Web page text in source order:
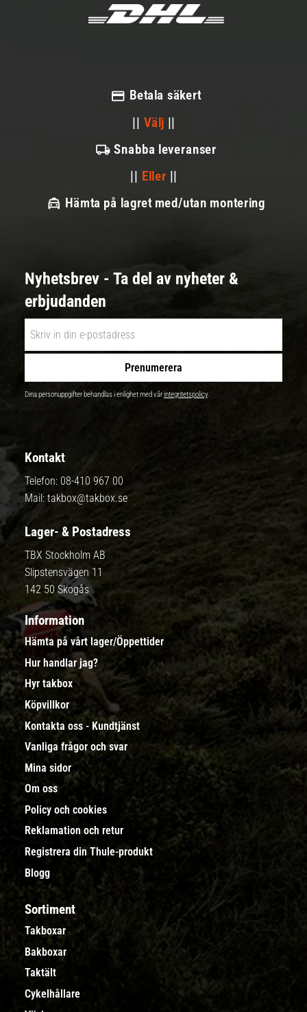
Betala säkert
|| Välj ||
Snabba leveranser
|| Eller ||
Hämta på lagret med/utan montering
Nyhetsbrev - Ta del av nyheter &
erbjudanden
Prenumerera
Dina personuppgifter behandlas i enlighet med vårintegritetspolicy.
Kontakt
Telefon: 08-410 967 00
Mail: takbox@takbox.se
Lager- & Postadress
TBX Stockholm AB
Slipstensvägen 11
142 50 Skogås
Information
Hämta på vårt lager/Öppettider
Hur handlar jag?
Hyr takbox
Köpvillkor
Kontakta oss - Kundtjänst
Vanliga frågor och svar
Mina sidor
Om oss
Policy och cookies
Reklamation och retur
Registrera din Thule-produkt
Blogg
Sortiment
Takboxar
Bakboxar
Taktält
Cykelhållare